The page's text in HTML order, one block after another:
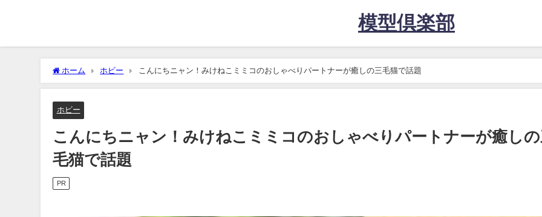
模型倶楽部
ホーム ホビー こんにちニャン！みけねこミミコのおしゃべりパートナーが癒しの三毛猫で話題
ホビー
こんにちニャン！みけねこミミコのおしゃべりパートナーが癒し
毛猫で話題
PR